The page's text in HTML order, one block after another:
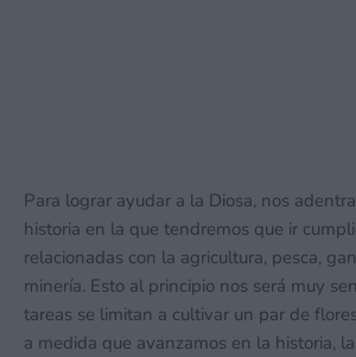
Para lograr ayudar a la Diosa, nos
historia en la que tendremos que ir
relacionadas con la agricultura, pesca,
minería. Esto al principio nos será muy
tareas se limitan a cultivar un par de
a medida que avanzamos en la historia,